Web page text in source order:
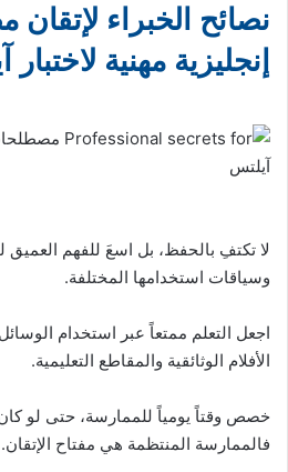
نصائح الخبراء
إنجليزية مهنية
لا تكتفِ بالحفظ، بل اسعَ للفهم
وسياقات استخدامها المختلفة.
اجعل التعلم ممتعاً عبر استخدام
الأفلام الوثائقية والمقاطع التعليمية.
خصص وقتاً يومياً للممارسة، حتى لو
فالممارسة المنتظمة هي مفتاح الإتقان.